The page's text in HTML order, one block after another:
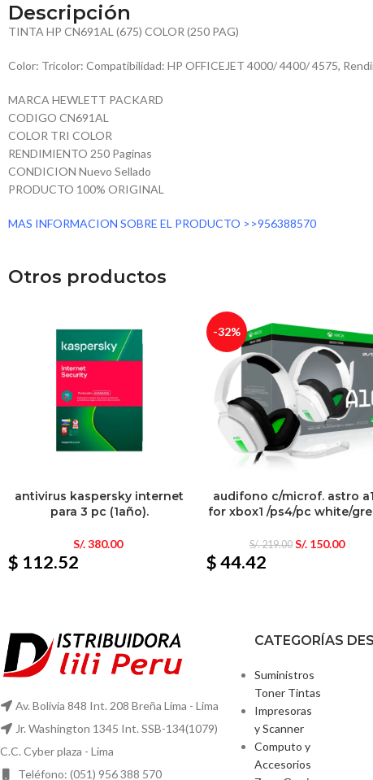
Descripción
TINTA HP CN691AL (675) COLOR (250 PAG)
Color: Tricolor: Compatibilidad: HP OFFICEJET 4000/ 4400/ 4575,
MARCA HEWLETT PACKARD
CODIGO CN691AL
COLOR TRI COLOR
RENDIMIENTO 250 Paginas
CONDICION Nuevo Sellado
PRODUCTO 100% ORIGINAL
MAS INFORMACION SOBRE EL PRODUCTO >>956388570
Otros productos
antivirus kaspersky internet
para 3 pc (1año).
S/.380.00
$ 112.52
-32%
audifono c/microf. astro
for xbox1 /ps4/pc white/
S/.219.00 S/.150.00
$ 44.42
Av. Bolivia 848 Int. 208 Breña Lima - Lima
Jr. Washington 1345 Int. SSB-134(1079)
C.C. Cyber plaza - Lima
Teléfono: (051) 956 388 570
CATEGORÍAS
Suministros
Toner Tintas
Impresoras
y Scanner
Computo y
Accesorios